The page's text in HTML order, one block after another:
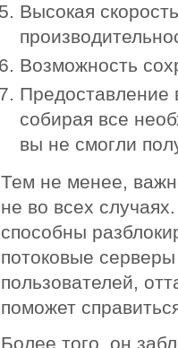
Высокая
Возможность
Предоставление
собирая все
вы не смогли
Тем не менее,
не во всех
способны
потоковые
пользователей,
поможет
Более того, он